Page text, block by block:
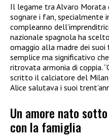
Il legame tra Alvaro Morata
sognare i fan, specialmente
compleanno
nazionale spagnola ha
omaggio alla madre dei suoi
semplice ma significativo
ritrovata armonia di coppia.
scritto il calciatore del
Alice salutava i suoi
Un amore nato
con la famiglia